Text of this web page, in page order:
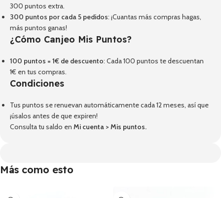
300 puntos extra.
300 puntos por cada 5 pedidos: ¡Cuantas más compras hagas,
más puntos ganas!
¿Cómo Canjeo Mis Puntos?
100 puntos = 1€ de descuento: Cada 100 puntos te descuentan
1€ en tus compras.
Condiciones
Tus puntos se renuevan automáticamente cada 12 meses, así que
¡úsalos antes de que expiren!
Consulta tu saldo en Mi cuenta > Mis puntos.
Más como esto